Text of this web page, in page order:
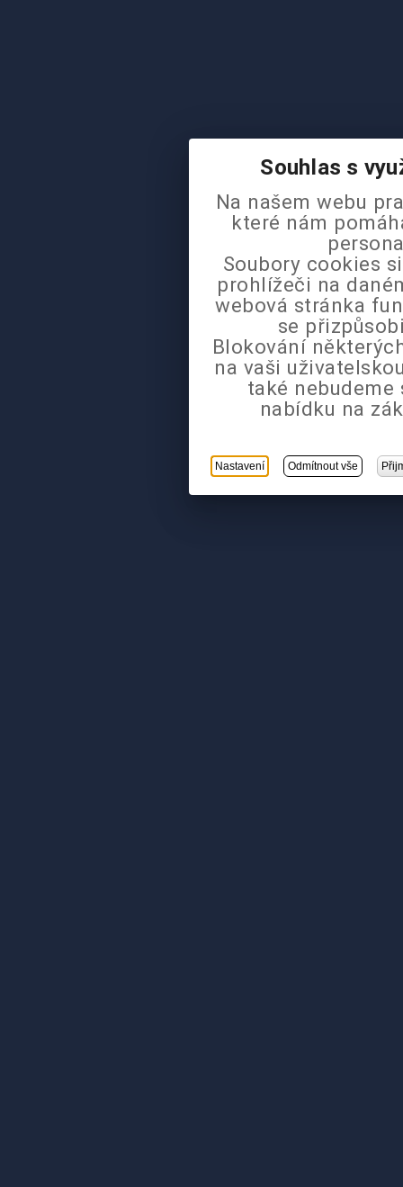
Souhlas s
Na našem webu
které nám
Soubory cookies
prohlížeči na
webová stránka
se
Blokování
na vaši
také
nabídku na
Nastavení Odmítnout vše